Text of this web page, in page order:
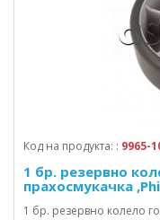
Код на продукта: : 9965-
1 бр. резервно
прахосмукачка
1 бр. резервно колело